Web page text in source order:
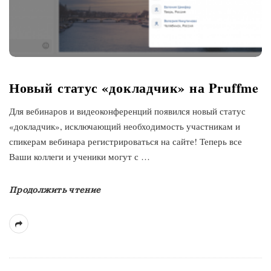
Новый статус «докладчик» на Pruffme
Для вебинаров и видеоконференций появился новый статус
«докладчик», исключающий необходимость участникам и
спикерам вебинара регистрироваться на сайте! Теперь все
Ваши коллеги и ученики могут с …
Продолжить чтение